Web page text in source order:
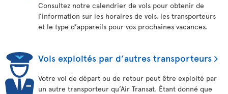
Consultez notre calendrier de vols pour obtenir de
l’information sur les horaires de vols, les transporteurs
et le type d’appareils pour vos prochaines vacances.
Vols exploités par d’autres transporteurs
Votre vol de départ ou de retour peut être exploité par
un autre transporteur qu’Air Transat. Étant donné que